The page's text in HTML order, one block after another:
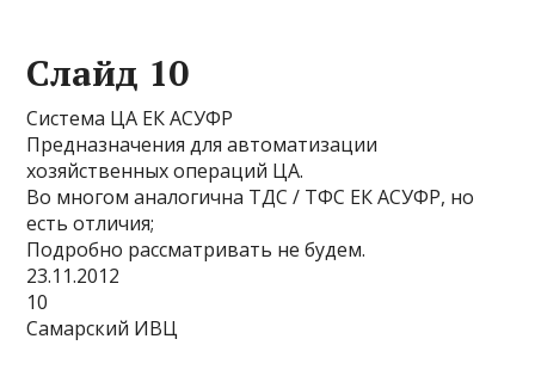
Слайд 10
Система ЦА ЕК АСУФР
Предназначения для автоматизации
хозяйственных операций ЦА.
Во многом аналогична ТДС / ТФС ЕК АСУФР, но
есть отличия;
Подробно рассматривать не будем.
23.11.2012
10
Самарский ИВЦ